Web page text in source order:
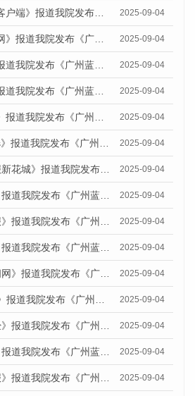
9月1日《人民日报客户端》报道我院发布《广州蓝皮书：广州文化产业发展报告（2025）》的媒体文章 2025-09-04
9月1日《中国新闻网》报道我院发布《广州蓝皮书：广州文化产业发展报告（2025）》的媒体文章 2025-09-04
9月1日《嬴商网》报道我院发布《广州蓝皮书：广州文化产业发展报告（2025）》的媒体文章 2025-09-04
9月1日《改革网》报道我院发布《广州蓝皮书：广州文化产业发展报告（2025）》的媒体文章 2025-09-04
9月1日《学习强国》报道我院发布《广州蓝皮书：广州国际商贸中心发展报告（2025）》的媒体文章 2025-09-04
8月29日《南方Plus》报道我院发布《广州蓝皮书：广州国际商贸中心发展报告（2025）》的媒体文章 2025-09-04
8月29日《广州日报新花城》报道我院发布《广州蓝皮书：广州国际商贸中心发展报告（2025）》的媒体文章 2025-09-04
8月29日《羊城派》报道我院发布《广州蓝皮书：广州国际商贸中心发展报告（2025）》的媒体文章 2025-09-04
8月29日《经济日报》报道我院发布《广州蓝皮书：广州国际商贸中心发展报告（2025）》的媒体文章 2025-09-04
8月29日《新快报》报道我院发布《广州蓝皮书：广州国际商贸中心发展报告（2025）》的媒体文章 2025-09-04
8月29日《中国新闻网》报道我院发布《广州蓝皮书：广州国际商贸中心发展报告（2025）》的媒体文章 2025-09-04
8月29日《花城FM》报道我院发布《广州蓝皮书：广州国际商贸中心发展报告（2025）》的媒体文章 2025-09-04
8月29日《湾区财经》报道我院发布《广州蓝皮书：广州国际商贸中心发展报告（2025）》的媒体文章 2025-09-04
8月28日《赢商网》报道我院发布《广州蓝皮书：广州国际商贸中心发展报告（2025）》的媒体文章 2025-09-04
8月28日《信息时报》报道我院发布《广州蓝皮书：广州国际商贸中心发展报告（2025）》的媒体文章 2025-09-04